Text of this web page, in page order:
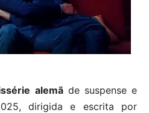
alemãde suspense e
dirigida e escrita por